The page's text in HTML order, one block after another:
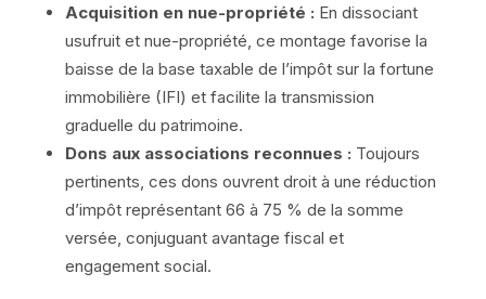
Acquisition en nue-propriété : En dissociant
usufruit et nue-propriété, ce montage favorise la
baisse de la base taxable de l’impôt sur la fortune
immobilière (IFI) et facilite la transmission
graduelle du patrimoine.
Dons aux associations reconnues : Toujours
pertinents, ces dons ouvrent droit à une réduction
d’impôt représentant 66 à 75 % de la somme
versée, conjuguant avantage fiscal et
engagement social.